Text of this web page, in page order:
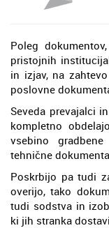
Poleg
pristojnih
in izjav, na
poslovne
Seveda prevajalci
kompletno
vsebino
tehnične
Poskrbijo pa tudi
overijo, tako
tudi sodstva in
ki jih stranka